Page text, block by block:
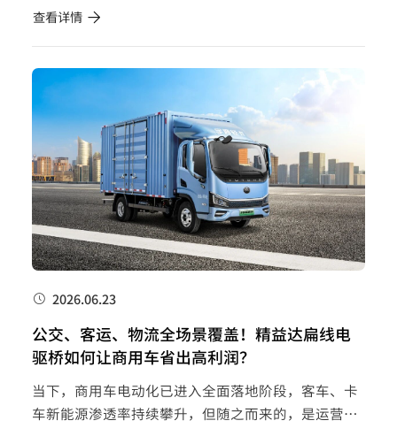
严电池安全令”的标准，正成为动力电池供应行业的
重要分水岭。 过...
查看详情
2026.06.23
公交、客运、物流全场景覆盖！精益达扁线电
驱桥如何让商用车省出高利润？
当下，商用车电动化已进入全面落地阶段，客车、卡
车新能源渗透率持续攀升，但随之而来的，是运营场